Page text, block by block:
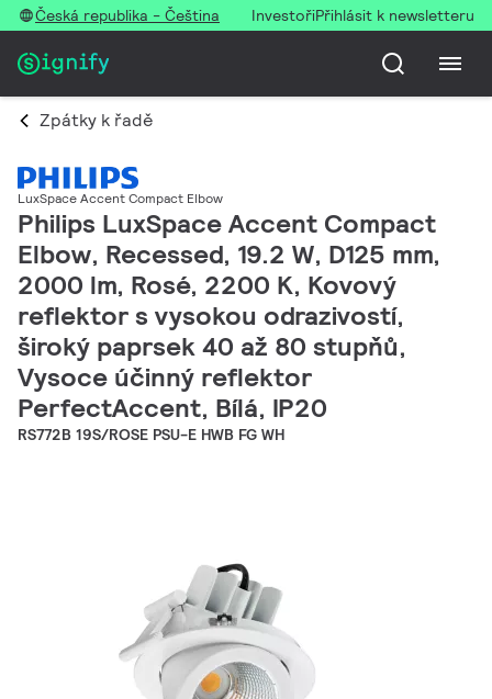
Česká republika - Čeština InvestořiPřihlásit k newsletteru
Zpátky k řadě
LuxSpace Accent Compact Elbow
Philips LuxSpace Accent Compact
Elbow, Recessed, 19.2 W, D125 mm,
2000 lm, Rosé, 2200 K, Kovový
reflektor s vysokou odrazivostí,
široký paprsek 40 až 80 stupňů,
Vysoce účinný reflektor
PerfectAccent, Bílá, IP20
RS772B 19S/ROSE PSU-E HWB FG WH